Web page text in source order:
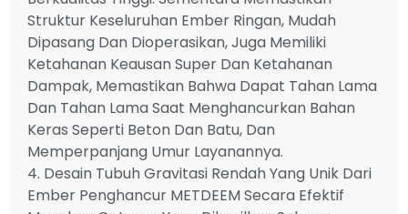
Struktur Keseluruhan Ember Ringan, Mudah
Dipasang Dan Dioperasikan, Juga Memiliki
Ketahanan Keausan Super Dan Ketahanan
Dampak, Memastikan Bahwa Dapat Tahan Lama
Dan Tahan Lama Saat Menghancurkan Bahan
Keras Seperti Beton Dan Batu, Dan
Memperpanjang Umur Layanannya.
4. Desain Tubuh Gravitasi Rendah Yang Unik Dari
Ember Penghancur METDEEM Secara Efektif